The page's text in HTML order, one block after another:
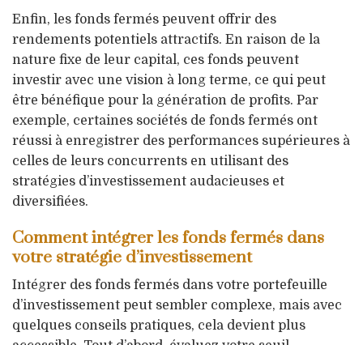
Enfin, les fonds fermés peuvent offrir des
rendements potentiels attractifs. En raison de la
nature fixe de leur capital, ces fonds peuvent
investir avec une vision à long terme, ce qui peut
être bénéfique pour la génération de profits. Par
exemple, certaines sociétés de fonds fermés ont
réussi à enregistrer des performances supérieures à
celles de leurs concurrents en utilisant des
stratégies d’investissement audacieuses et
diversifiées.
Comment intégrer les fonds fermés dans
votre stratégie d’investissement
Intégrer des fonds fermés dans votre portefeuille
d’investissement peut sembler complexe, mais avec
quelques conseils pratiques, cela devient plus